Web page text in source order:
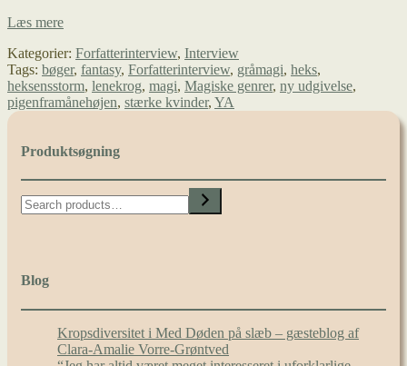
Læs mereInterview
Lene
Krog
om
Heksens
Kategorier: Forfatterinterview, Interview
Tags: bøger, fantasy, Forfatterinterview, gråmagi, heks,
heksensstorm, lenekrog, magi, Magiske genrer, ny udgivelse,
pigenframånehøjen, stærke kvinder, YA
Produktsøgning
Search
Blog
Kropsdiversitet i Med Døden på slæb – gæsteblog af
Clara-Amalie Vorre-Grøntved